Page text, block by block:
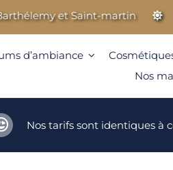
et Saint-martin Nos
d’ambiance
Nos
Nos tarifs sont identiques à